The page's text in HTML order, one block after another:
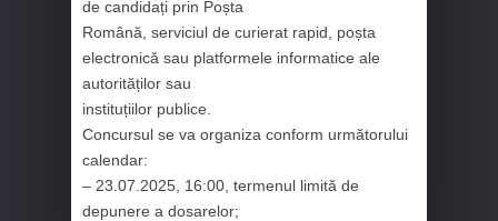
de candidați prin Poșta
Română, serviciul de curierat rapid, poșta
electronică sau platformele informatice ale
autorităților sau
instituțiilor publice.
Concursul se va organiza conform următorului
calendar:
– 23.07.2025, 16:00, termenul limită de
depunere a dosarelor;